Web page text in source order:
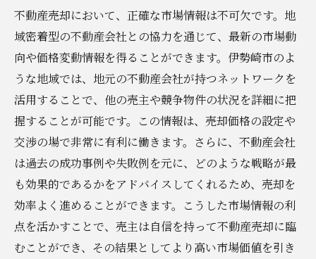
不動産売却において、正確な市場情報は不可欠です。地
域密着型の不動産会社との協力を通じて、最新の市場動
向や価格変動情報を得ることができます。伊勢崎市のよ
うな地域では、地元の不動産会社が持つネットワークを
活用することで、他の売主や競争物件の状況を詳細に把
握することが可能です。この情報は、売却価格の設定や
交渉の場で非常に有利に働きます。さらに、不動産会社
は過去の成功事例や失敗例を元に、どのような戦略が最
も効果的であるかをアドバイスしてくれるため、売却を
効率よく進めることができます。こうした市場情報の利
点を活かすことで、売主は自信を持って不動産売却に臨
むことができ、その結果としてより高い市場価値を引き